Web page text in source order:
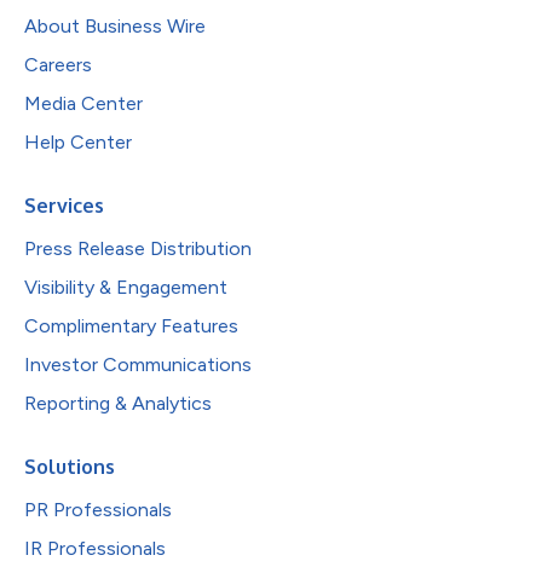
About Business Wire
Careers
Media Center
Help Center
Services
Press Release Distribution
Visibility & Engagement
Complimentary Features
Investor Communications
Reporting & Analytics
Solutions
PR Professionals
IR Professionals